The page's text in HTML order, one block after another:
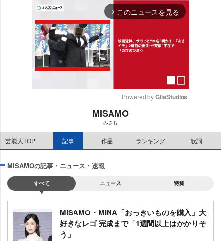
arrow_forward_ios このニュースを見る
e
Powered by GliaStudios
MISAMO
みさも
芸能人TOP 記事 作品 ランキング 歌詞
MISAMOの記事・ニュース・速報
すべて ニュース 特集
MISAMO・MINA「おっきいものを購入」大
好きなレゴ 完成まで「1週間以上はかかりそ
う」